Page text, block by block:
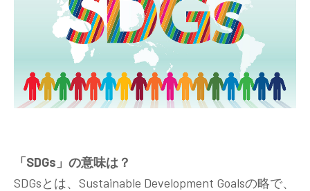
「SDGs」の意味は？
SDGsとは、Sustainable Development Goalsの略で、